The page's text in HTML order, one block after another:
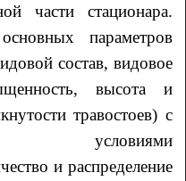
части стационара.
параметров
состав, видовое
высота и
травостоев) с
условиями
и распределение